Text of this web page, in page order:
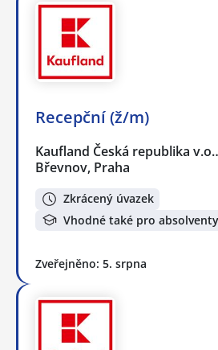
Recepční (ž/m)
Kaufland Česká republika
Břevnov, Praha
Zkrácený úvazek
Vhodné také pro absolventy
Zveřejněno: 5. srpna